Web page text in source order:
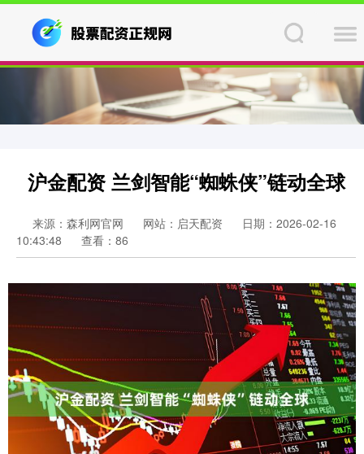
沪金配资 兰剑智能“蜘蛛侠”链动全球
来源：森利网官网 网站：启天配资
日期：2026-02-16
10:43:48
查看：86